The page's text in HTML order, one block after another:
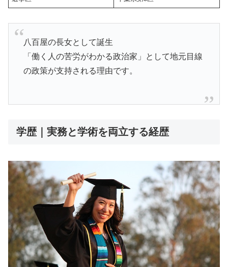
八百屋の長女として誕生
「働く人の苦労がわかる政治家」として地元目線
の政策が支持される理由です。
学歴｜実務と学術を両立する経歴